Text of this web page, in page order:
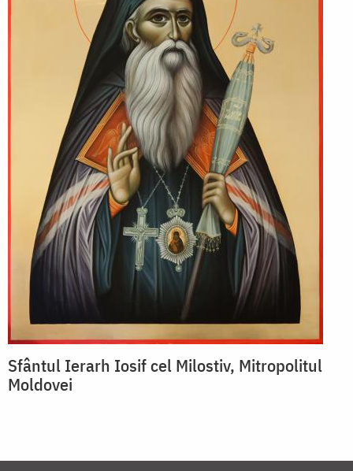
Sfântul Ierarh Iosif cel Milostiv, Mitropolitul
Moldovei